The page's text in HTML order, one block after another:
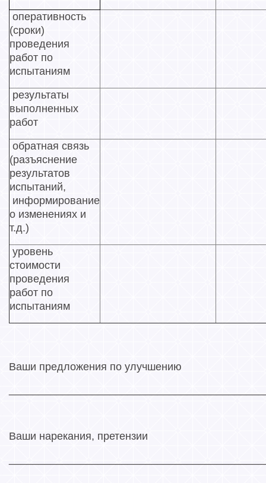
оперативность
(сроки)
проведения
работ по
испытаниям
результаты
выполненных
работ
обратная связь
(разъяснение
результатов
испытаний,
информирование
о изменениях и
т.д.)
уровень
стоимости
проведения
работ по
испытаниям
Ваши предложения по улучшению
Ваши нарекания, претензии